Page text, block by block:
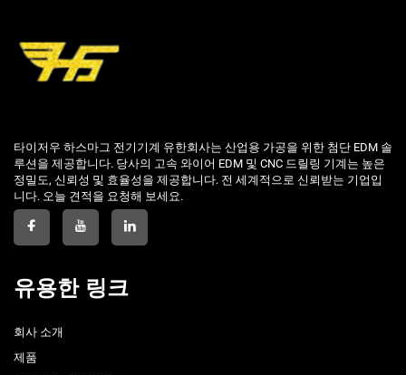
타이저우 하스마그 전기기계 유한회사는 산업용 가공을 위한 첨단 EDM 솔
루션을 제공합니다. 당사의 고속 와이어 EDM 및 CNC 드릴링 기계는 높은
정밀도, 신뢰성 및 효율성을 제공합니다. 전 세계적으로 신뢰받는 기업입
니다. 오늘 견적을 요청해 보세요.
유용한 링크
회사 소개
제품